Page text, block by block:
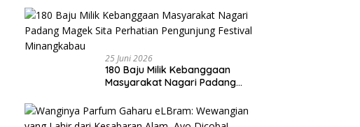
25 Juni 2026
180 Baju Milik Kebanggaan
Masyarakat Nagari Padang
Pengunjung Festival
Minangkabau